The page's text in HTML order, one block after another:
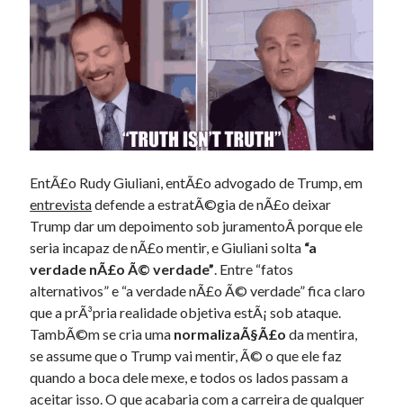
EntÃ£o Rudy Giuliani, entÃ£o advogado de Trump, em
entrevistadefende a estratÃ©gia de nÃ£o deixar
Trump dar um depoimento sob juramentoÂ porque ele
seria incapaz de nÃ£o mentir, e Giuliani solta “a
verdade nÃ£o Ã© verdade”. Entre “fatos
alternativos” e “a verdade nÃ£o Ã© verdade” fica claro
que a prÃ³pria realidade objetiva estÃ¡ sob ataque.
TambÃ©m se cria uma normalizaÃ§Ã£o da mentira,
se assume que o Trump vai mentir, Ã© o que ele faz
quando a boca dele mexe, e todos os lados passam a
aceitar isso. O que acabaria com a carreira de qualquer